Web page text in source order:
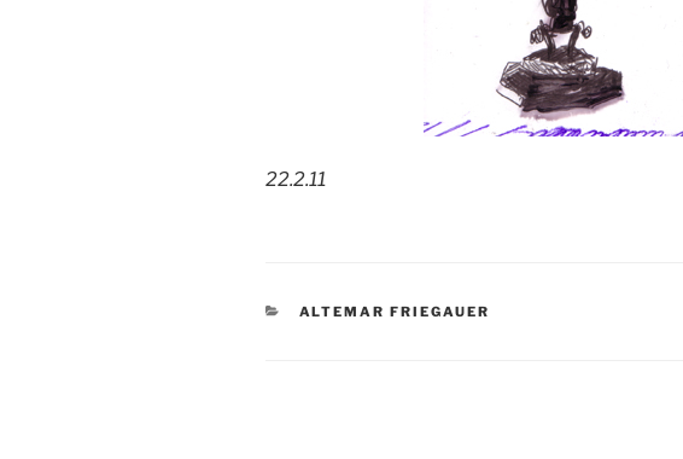
22.2.11
KATEGORIEN
ALTEMAR FRIEGAUER